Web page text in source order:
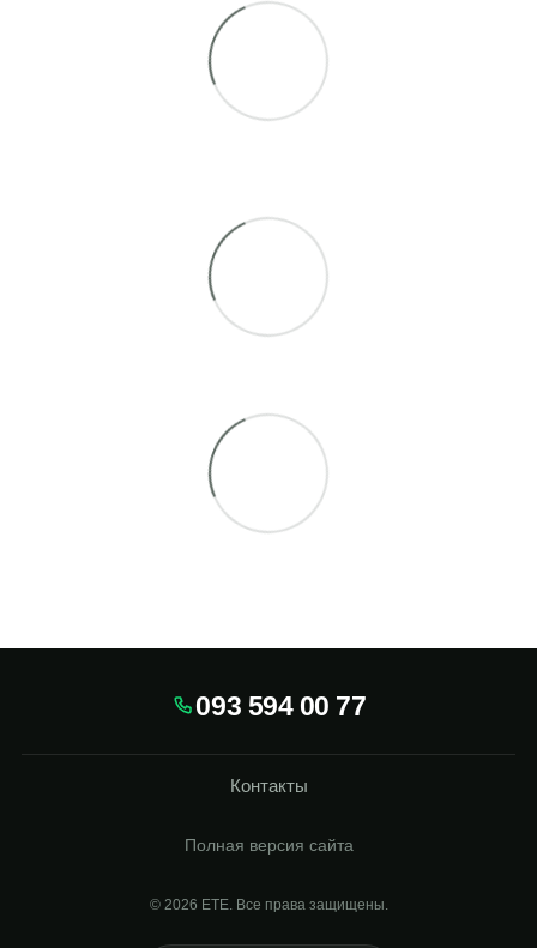
093 594 00 77
Контакты
Полная версия сайта
© 2026